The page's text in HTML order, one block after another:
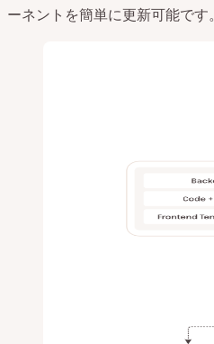
ーネントを簡単に更新可能です。